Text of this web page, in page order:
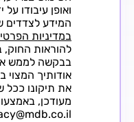
ואופן עיבודו
המידע לצדדים
במדיניות
להוראות
בבקשה לממש
אודותיך המצוי
את תיקונו ככל
מעודכן,